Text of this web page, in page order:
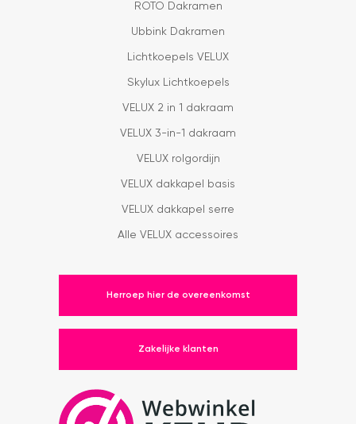
ROTO Dakramen
Ubbink Dakramen
Lichtkoepels VELUX
Skylux Lichtkoepels
VELUX 2 in 1 dakraam
VELUX 3-in-1 dakraam
VELUX rolgordijn
VELUX dakkapel basis
VELUX dakkapel serre
Alle VELUX accessoires
Herroep hier de overeenkomst
Zakelijke klanten